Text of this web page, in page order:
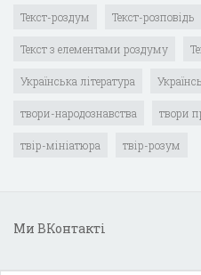
Текст-роздум Текст-розповідь
Текст з елементами роздуму
Українська література
твори-народознавства твори
твір-мініатюра твір-розум
Ми ВКонтакті